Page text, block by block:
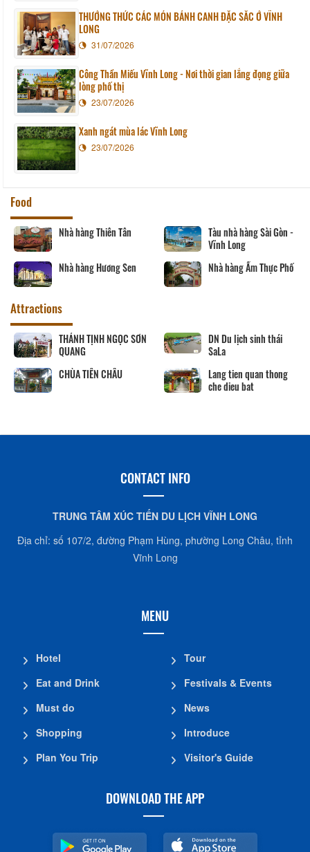
THƯỞNG THỨC CÁC MÓN BÁNH CANH ĐẶC SẮC Ở VĨNH
LONG
31/07/2026
Công Thần Miếu Vĩnh Long - Nơi thời gian lắng đọng giữa
lòng phố thị
23/07/2026
Xanh ngát mùa lác Vĩnh Long
23/07/2026
Food
Nhà hàng Thiên Tân
Tàu nhà hàng Sài Gòn -
Vĩnh Long
Nhà hàng Hương Sen
Nhà hàng Ẩm Thực Phố
Attractions
THÁNH TỊNH NGỌC SƠN
QUANG
DN Du lịch sinh thái
SaLa
CHÙA TIÊN CHÂU
Lang tien quan thong
che dieu bat
CONTACT INFO
TRUNG TÂM XÚC TIẾN DU LỊCH VĨNH LONG
Địa chỉ: số 107/2, đường Phạm Hùng, phường Long Châu, tỉnh
Vĩnh Long
MENU
Hotel
Eat and Drink
Must do
Shopping
Plan You Trip
Tour
Festivals & Events
News
Introduce
Visitor's Guide
DOWNLOAD THE APP